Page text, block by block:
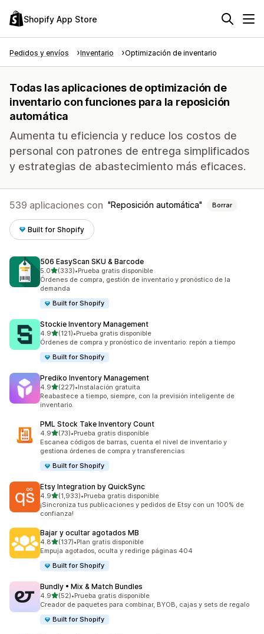
Shopify App Store
Pedidos y envíos Inventario Optimización de inventario
Todas las aplicaciones de optimización de
inventario con funciones para la reposición
automática
Aumenta tu eficiencia y reduce los costos de
personal con patrones de entrega simplificados
y estrategias de abastecimiento más eficaces.
539 aplicaciones con Reposición automática Borrar
Built for Shopify
506 EasyScan SKU & Barcode
5.0de 5 estrellas
(333)
333 reseñas en total
•Prueba gratis disponible
Órdenes de compra, gestión de inventario y pronóstico de la
demanda
Built for Shopify
Stockie Inventory Management
4.9de 5 estrellas
(121)
121 reseñas en total
•Prueba gratis disponible
Órdenes de compra y pronóstico de inventario: repón a tiempo
Built for Shopify
Prediko Inventory Management
4.9de 5 estrellas
(227)
227 reseñas en total
•Instalación gratuita
Reabastece a tiempo, siempre, con la previsión inteligente de
inventario.
PML Stock Take Inventory Count
4.9de 5 estrellas
(73)
73 reseñas en total
•Prueba gratis disponible
Escanea códigos de barras, cuenta el nivel de inventario y
gestiona órdenes de compra y transferencias
Built for Shopify
Etsy Integration by QuickSync
4.9de 5 estrellas
(1,933)
1933 reseñas en total
•Prueba gratis disponible
¡Sincroniza tus publicaciones y pedidos de Etsy con un 100% de
confianza!
Bajar y ocultar agotados MB
4.8de 5 estrellas
(137)
137 reseñas en total
•Plan gratis disponible
Empuja agotados, oculta y redirige páginas 404
Built for Shopify
Bundly • Mix & Match Bundles
4.9de 5 estrellas
(52)
52 reseñas en total
•Prueba gratis disponible
Creador de paquetes para combinar, BYOB, cajas y sets de regalo
Built for Shopify